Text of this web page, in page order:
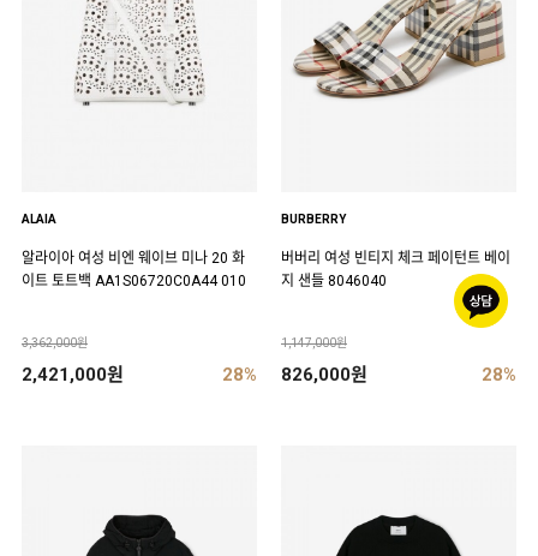
ALAIA
알라이아 여성 비엔 웨이브 미나 20 화
이트 토트백 AA1S06720C0A44 010
3,362,000원
2,421,000원 28%
BURBERRY
버버리 여성 빈티지 체크 페이턴트 베이
지 샌들 8046040
1,147,000원
826,000원 28%